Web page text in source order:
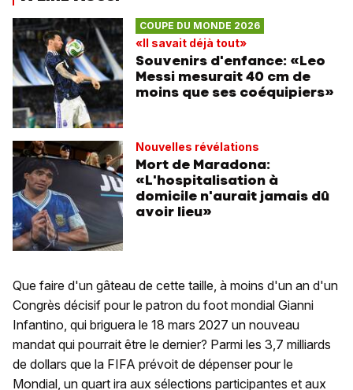
COUPE DU MONDE 2026
«Il savait déjà tout»
Souvenirs d'enfance: «Leo
Messi mesurait 40 cm de
moins que ses coéquipiers»
Nouvelles révélations
Mort de Maradona:
«L'hospitalisation à
domicile n'aurait jamais dû
avoir lieu»
Que faire d'un gâteau de cette taille, à moins d'un an d'un
Congrès décisif pour le patron du foot mondial Gianni
Infantino, qui briguera le 18 mars 2027 un nouveau
mandat qui pourrait être le dernier? Parmi les 3,7 milliards
de dollars que la FIFA prévoit de dépenser pour le
Mondial, un quart ira aux sélections participantes et aux